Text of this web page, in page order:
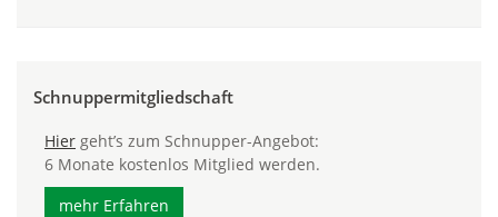
Schnuppermitgliedschaft
Hier geht’s zum Schnupper-Angebot:
6 Monate kostenlos Mitglied werden.
mehr Erfahren